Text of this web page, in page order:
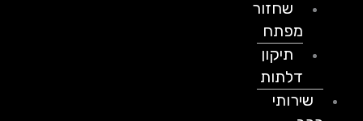
שחזור
מפתח
תיקון
דלתות
שירותי